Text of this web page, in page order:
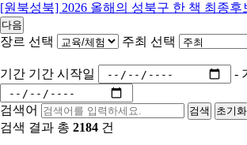
[원북성북] 2026 올해의 성북구 한 책 최종후
다음
장르 선택 주최 선택
기간 기간 시작일 -
검색어 검색 초기화
검색 결과 총 2184 건